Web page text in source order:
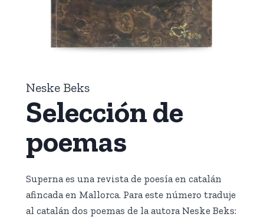
Neske Beks
Selección de
poemas
Superna es una revista de poesía en catalán
afincada en Mallorca. Para este número traduje
al catalán dos poemas de la autora Neske Beks: